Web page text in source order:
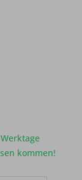
kommen!